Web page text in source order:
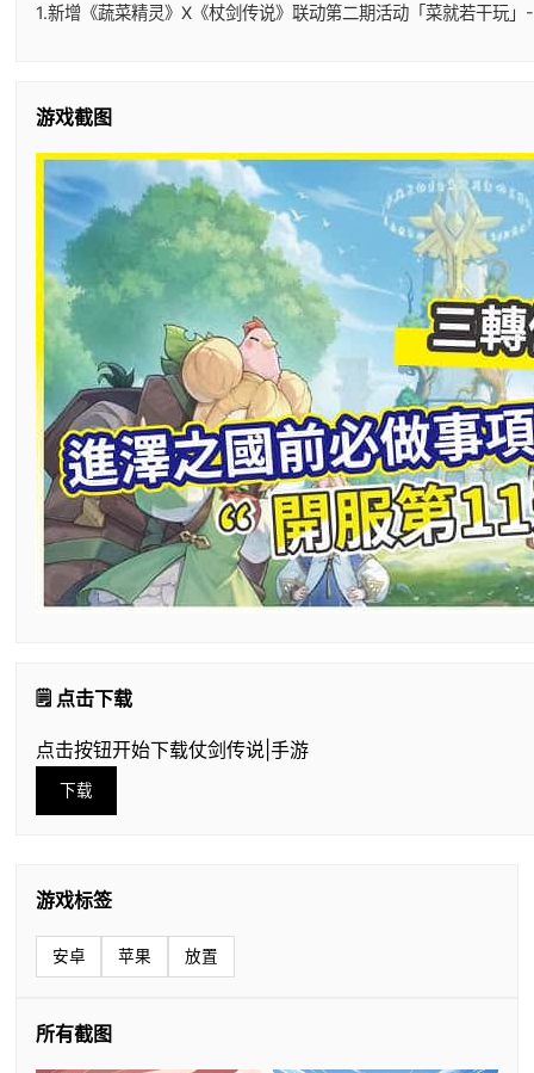
1.新增《蔬菜精灵》X《杖剑传说》联动第二期活动「菜就若干玩
游戏截图
🗒️ 点击下载
点击按钮开始下载仗剑传说|手游
下载
游戏标签
安卓 苹果 放置
所有截图